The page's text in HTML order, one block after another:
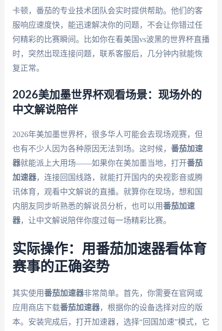
卡顿，番茄的专业技术团队会实时提供帮助。他们的客
服响应速度快，能迅速解决你的问题，不会让你错过任
何精彩的比赛瞬间。比如你在看美国vs波黑的世界杯直播
时，突然出现连接问题，联系客服后，几分钟内就能恢
复正常。
2026美加墨世界杯观看场景：现场外的
中文解说陪伴
2026年美加墨世界杯，很多华人可能会去现场观赛，但
也有不少人因为各种原因无法到场。这时候， 番茄加速
器就能派上大用场——如果你在美加墨当地，打开番茄
加速器，连接回国线路，就能打开国内的央视影音或腾
讯体育，观看中文解说的直播。就算你在现场，想和国
内朋友同步听熟悉的解说员分析，也可以用番茄加速
器，让中文解说陪伴你度过每一场精彩比赛。
实际操作：用番茄加速器看体育
赛事的正确姿势
其实使用番茄加速器非常简单。首先，你需要在官网或
应用商店下载番茄加速器，根据你的设备选择对应的版
本。安装完成后，打开加速器，选择“回国加速”模式，它